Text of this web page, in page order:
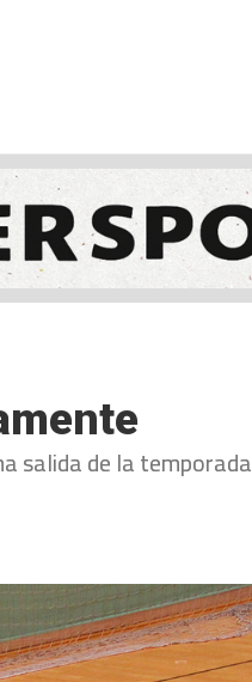
salida de la temporada